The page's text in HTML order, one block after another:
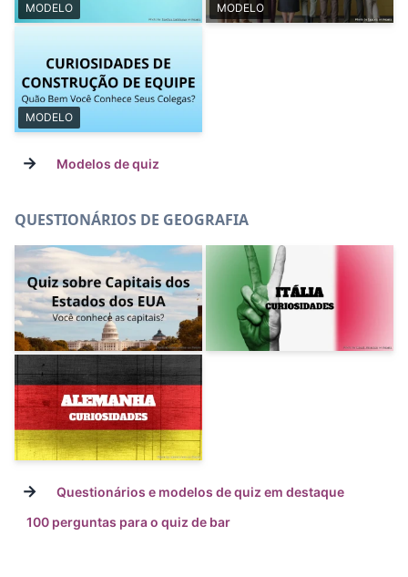
MODELO MODELO
MODELO
→ Modelos de quiz
QUESTIONÁRIOS DE GEOGRAFIA
→
Questionários e modelos de quiz em destaque
100 perguntas para o quiz de bar